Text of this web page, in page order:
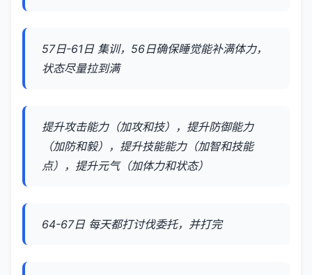
57日-61日 集训，56日确保睡觉能补满体力，
状态尽量拉到满
提升攻击能力（加攻和技），提升防御能力
（加防和毅），提升技能能力（加智和技能
点），提升元气（加体力和状态）
64-67日 每天都打讨伐委托，并打完